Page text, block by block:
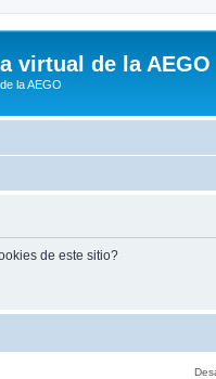
virtual de la AEGO
la AEGO
de este sitio?